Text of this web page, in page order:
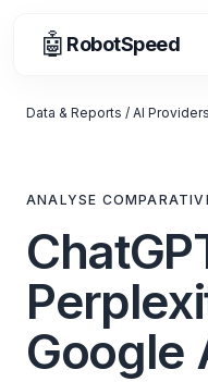
🤖 RobotSpeed
Data & Reports / AI Providers
ANALYSE
Google